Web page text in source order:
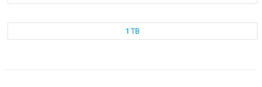
1 TB